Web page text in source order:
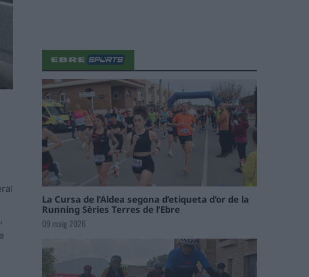
La Cursa de l’Aldea segona d’etiqueta d’or de la
Running Sèries Terres de l’Ebre
09 maig 2026